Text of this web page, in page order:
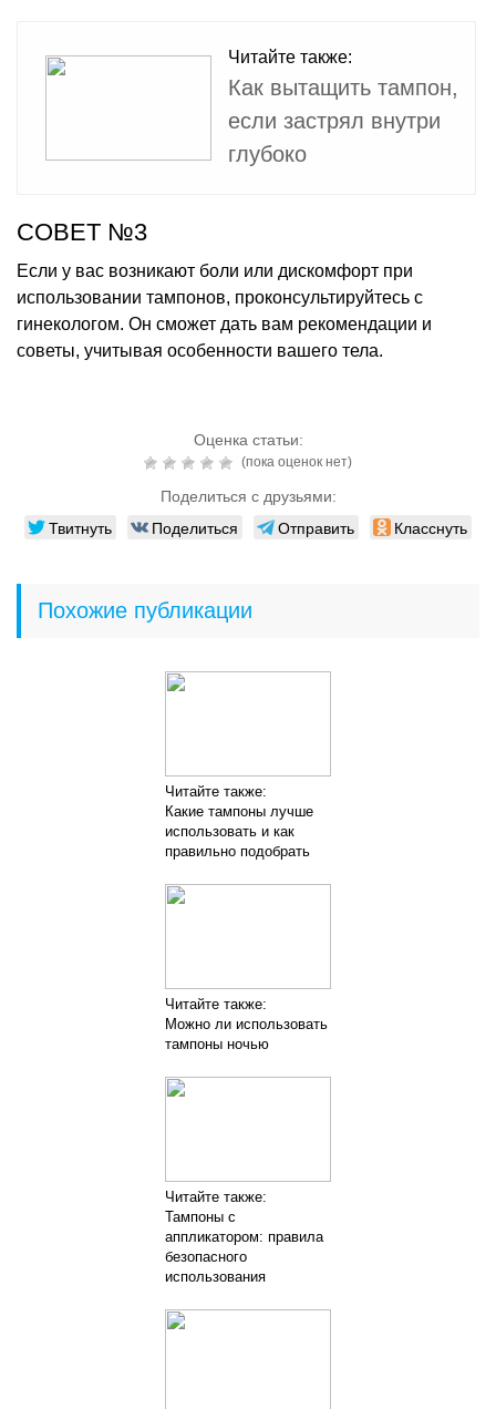
Читайте также:
Как вытащить тампон,
если застрял внутри
глубоко
СОВЕТ №3
Если у вас возникают боли или дискомфорт при
использовании тампонов, проконсультируйтесь с
гинекологом. Он сможет дать вам рекомендации и
советы, учитывая особенности вашего тела.
Оценка статьи:
(пока оценок нет)
Поделиться с друзьями:
Твитнуть Поделиться Отправить Класснуть
Похожие публикации
Читайте также:
Какие тампоны лучше
использовать и как
правильно подобрать
Читайте также:
Можно ли использовать
тампоны ночью
Читайте также:
Тампоны с
аппликатором: правила
безопасного
использования